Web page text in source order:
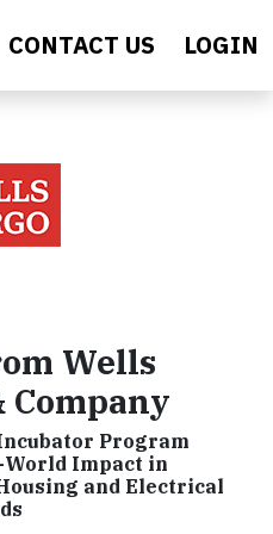
CONTACT US LOGIN
Wells
Company
Program
World Impact in
and Electrical